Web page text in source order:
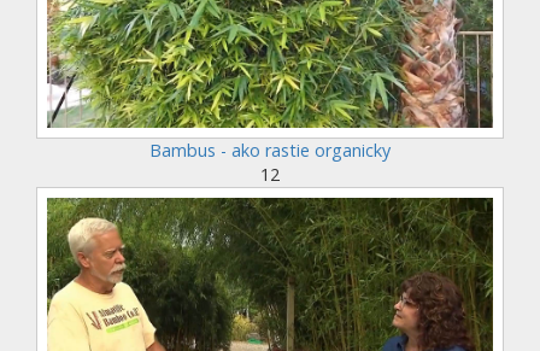
Bambus - ako rastie organicky
12